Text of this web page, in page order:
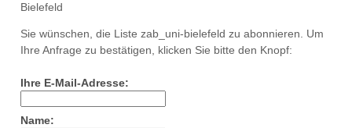
Bielefeld
Sie wünschen, die Liste zab_uni-bielefeld zu abonnieren. Um
Ihre Anfrage zu bestätigen, klicken Sie bitte den Knopf:
Ihre E-Mail-Adresse:
Name: